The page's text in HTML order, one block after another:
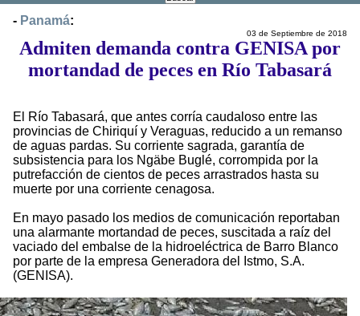
- Panamá:
03 de Septiembre de 2018
Admiten demanda contra GENISA por
mortandad de peces en Río Tabasará
El Río Tabasará, que antes corría caudaloso entre las
provincias de Chiriquí y Veraguas, reducido a un remanso
de aguas pardas. Su corriente sagrada, garantía de
subsistencia para los Ngäbe Buglé, corrompida por la
putrefacción de cientos de peces arrastrados hasta su
muerte por una corriente cenagosa.
En mayo pasado los medios de comunicación reportaban
una alarmante mortandad de peces, suscitada a raíz del
vaciado del embalse de la hidroeléctrica de Barro Blanco
por parte de la empresa Generadora del Istmo, S.A.
(GENISA).